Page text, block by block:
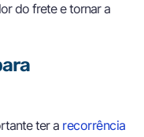
do frete e tornar a
ter a recorrência